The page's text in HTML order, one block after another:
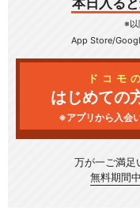
※以
App Store/
ドコモ
はじめての
※アプリから入会
万が一ご満足
無料期間